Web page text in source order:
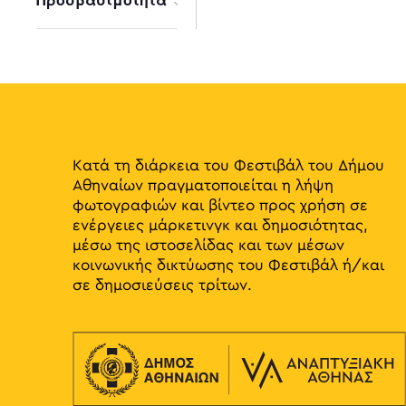
Κατά τη διάρκεια του Φεστιβάλ του Δήμου
Αθηναίων πραγματοποιείται η λήψη
φωτογραφιών και βίντεο προς χρήση σε
ενέργειες μάρκετινγκ και δημοσιότητας,
μέσω της ιστοσελίδας και των μέσων
κοινωνικής δικτύωσης του Φεστιβάλ ή/και
σε δημοσιεύσεις τρίτων.